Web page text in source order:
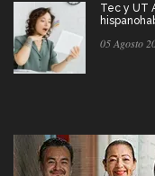
Tec y UT
05 Agosto